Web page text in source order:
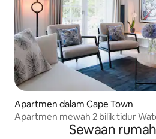
Apartmen dalam Cape Town
Apartmen mewah 2 bilik tidur
Sewaan